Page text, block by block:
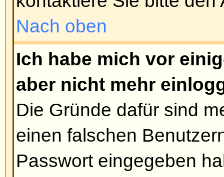
Wenn Sie sich sicher sind, die
gewählt zu haben und die
stimmen, kann es daran liegen,
Sommerzeit steht. Das Board
worden, um zwischen Winter-
wechseln, daher kann es im
Differenz zwischen der von
Boardzeit kommen.
Nach oben